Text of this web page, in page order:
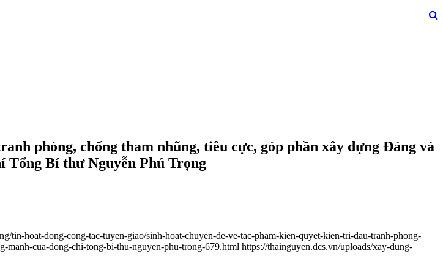
phòng, chống tham nhũng, tiêu cực, góp phần xây dựng Đảng và
Tổng Bí thư Nguyễn Phú Trọng
tin-hoat-dong-cong-tac-tuyen-giao/sinh-hoat-chuyen-de-ve-tac-pham-kien-quyet-kien-tri-dau-tranh-phong-
manh-cua-dong-chi-tong-bi-thu-nguyen-phu-trong-679.html https://thainguyen.dcs.vn/uploads/xay-dung-